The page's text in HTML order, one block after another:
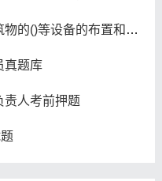
设备的布置和施工要求等。
真题库
责人考前押题